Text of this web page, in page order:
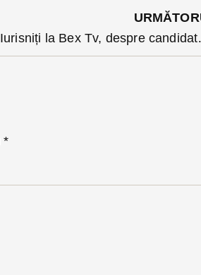
Deputatul
*